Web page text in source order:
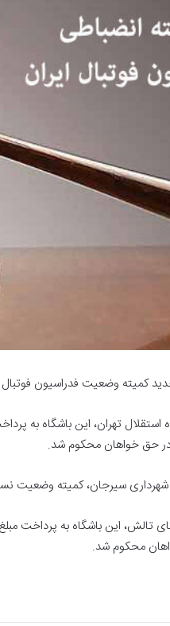
کمیته وضعیت فدراسیون
سیرجان، کمیته وضعیت